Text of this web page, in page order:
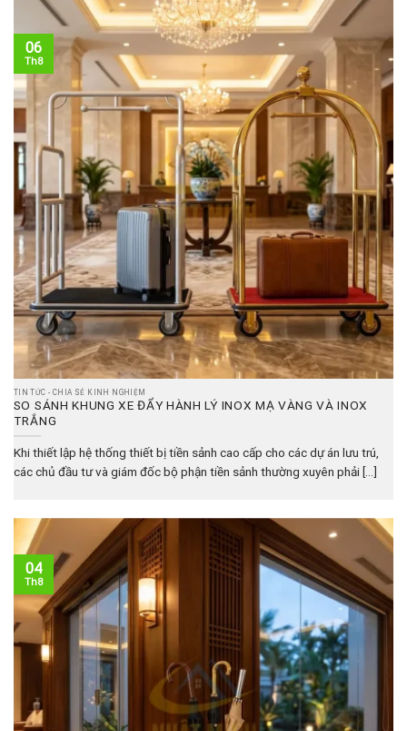
TIN TỨC - CHIA SẺ KINH NGHIỆM
SO SÁNH KHUNG XE ĐẨY HÀNH LÝ INOX MẠ VÀNG VÀ INOX
TRẮNG
Khi thiết lập hệ thống thiết bị tiền sảnh cao cấp cho các dự án lưu trú,
các chủ đầu tư và giám đốc bộ phận tiền sảnh thường xuyên phải [...]
06
Th8
04
Th8